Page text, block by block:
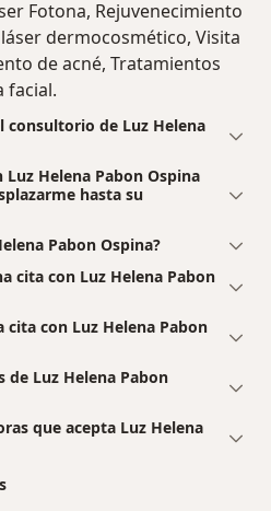
Fotona, Rejuvenecimiento
dermocosmético, Visita
de acné, Tratamientos
facial.
consultorio de Luz Helena
Helena Pabon Ospina
hasta su
Pabon Ospina?
cita con Luz Helena Pabon
con Luz Helena Pabon
de Luz Helena Pabon
que acepta Luz Helena